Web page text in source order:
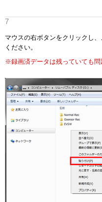
マウスの右ボタンをクリックし
ください。
※録画済データは残っていても問